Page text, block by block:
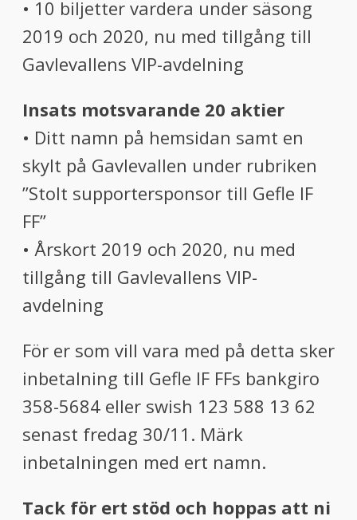
• 10 biljetter vardera under säsong
2019 och 2020, nu med tillgång till
Gavlevallens VIP-avdelning
Insats motsvarande 20 aktier
• Ditt namn på hemsidan samt en
skylt på Gavlevallen under rubriken
”Stolt supportersponsor till Gefle IF
FF”
• Årskort 2019 och 2020, nu med
tillgång till Gavlevallens VIP-
avdelning
För er som vill vara med på detta sker
inbetalning till Gefle IF FFs bankgiro
358-5684 eller swish 123 588 13 62
senast fredag 30/11. Märk
inbetalningen med ert namn.
Tack för ert stöd och hoppas att ni